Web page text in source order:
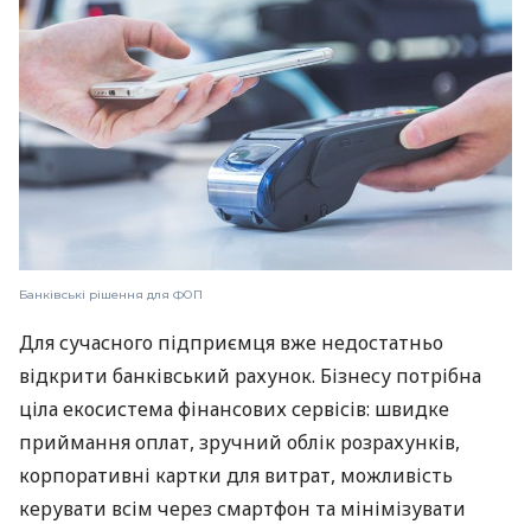
Банківські рішення для ФОП
Для сучасного підприємця вже недостатньо
відкрити банківський рахунок. Бізнесу потрібна
ціла екосистема фінансових сервісів: швидке
приймання оплат, зручний облік розрахунків,
корпоративні картки для витрат, можливість
керувати всім через смартфон та мінімізувати